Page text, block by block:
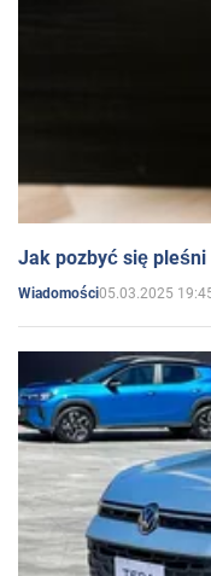
Jak pozbyć się
Wiadomości05.03.2025